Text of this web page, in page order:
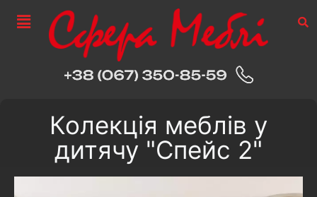
Колекція меблів у
дитячу "Спейс 2"